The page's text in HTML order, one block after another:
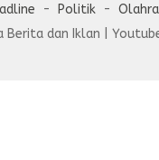
Politik
Berita dan Iklan |